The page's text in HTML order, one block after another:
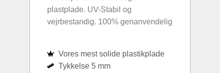
plastplade. UV-Stabil og
vejrbestandig. 100% genanvendelig
Vores mest solide plastikplade
Tykkelse 5 mm